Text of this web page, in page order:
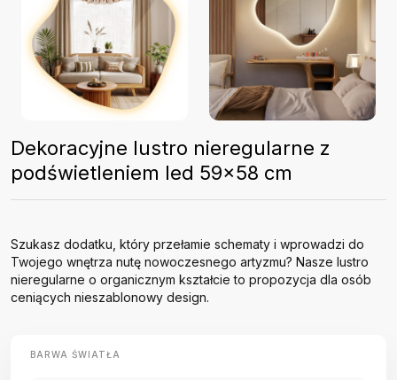
Dekoracyjne lustro nieregularne z
podświetleniem led 59x58 cm
Szukasz dodatku, który przełamie schematy i wprowadzi do
Twojego wnętrza nutę nowoczesnego artyzmu? Nasze lustro
nieregularne o organicznym kształcie to propozycja dla osób
ceniących nieszablonowy design.
BARWA ŚWIATŁA